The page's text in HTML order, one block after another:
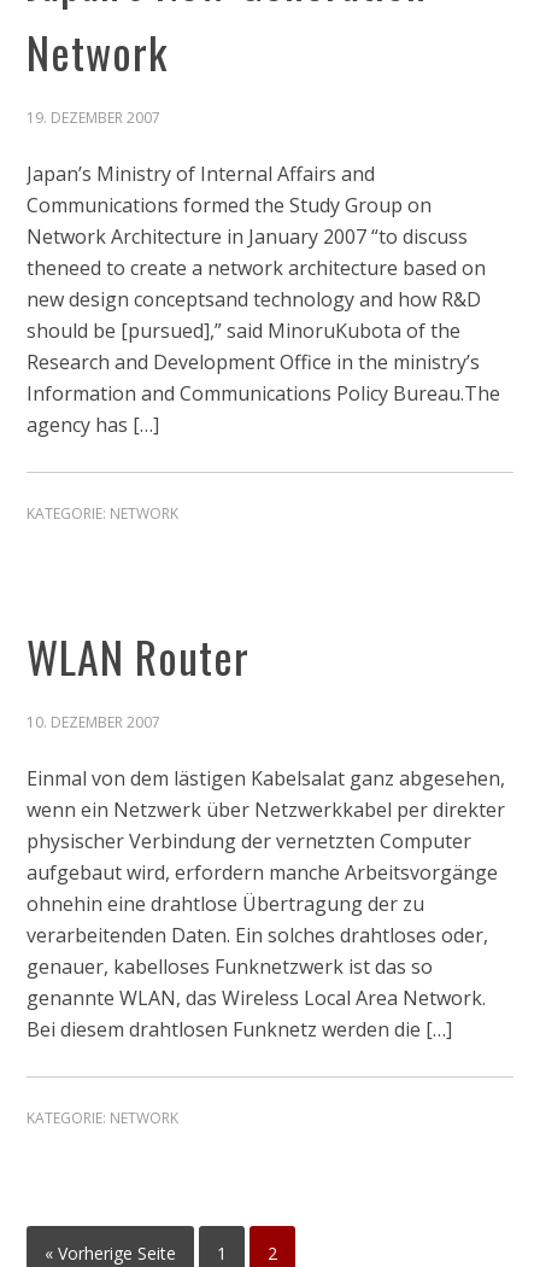
Network
19. DEZEMBER 2007
Japan’s Ministry of Internal Affairs and
Communications formed the Study Group on
Network Architecture in January 2007 “to discuss
theneed to create a network architecture based on
new design conceptsand technology and how R&D
should be [pursued],” said MinoruKubota of the
Research and Development Office in the ministry’s
Information and Communications Policy Bureau.The
agency has […]
KATEGORIE: NETWORK
WLAN Router
10. DEZEMBER 2007
Einmal von dem lästigen Kabelsalat ganz abgesehen,
wenn ein Netzwerk über Netzwerkkabel per direkter
physischer Verbindung der vernetzten Computer
aufgebaut wird, erfordern manche Arbeitsvorgänge
ohnehin eine drahtlose Übertragung der zu
verarbeitenden Daten. Ein solches drahtloses oder,
genauer, kabelloses Funknetzwerk ist das so
genannte WLAN, das Wireless Local Area Network.
Bei diesem drahtlosen Funknetz werden die […]
KATEGORIE: NETWORK
« Vorherige Seite 1 2